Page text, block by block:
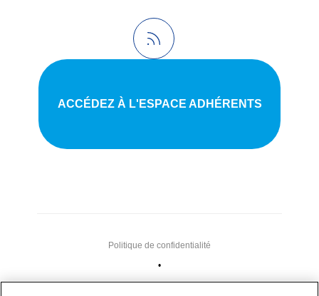
ACCÉDEZ À L'ESPACE ADHÉRENTS
Nous contacter
•
Politique de confidentialité